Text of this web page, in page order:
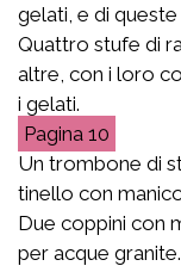
gelati, e di
Quattro stufe di
altre, con i loro
i gelati.
10
Un trombone di
tinello con
Due coppini con
per acque granite.